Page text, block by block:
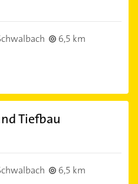
6,5 km
Tiefbau
6,5 km